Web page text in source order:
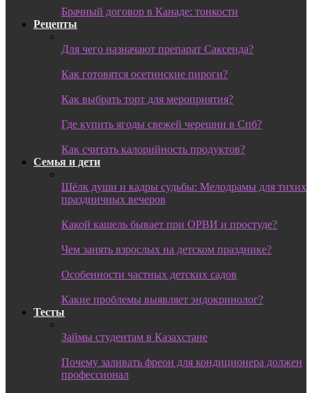
Брачный договор в Канаде: тонкости
Рецепты
Для чего назначают препарат Саксенда?
Как готовятся осетинские пироги?
Как выбрать торт для мероприятия?
Где купить ягоды свежей черешни в Спб?
Как считать калорийность продуктов?
Семья и дети
Шёлк души и кадры судьбы: Мелодрамы для тихих
праздничных вечеров
Какой кашель бывает при ОРВИ и простуде?
Чем занять взрослых на детском празднике?
Особенности частных детских садов
Какие проблемы выявляет эндокринолог?
Тесты
Займы студентам в Казахстане
Почему заливать фреон для кондиционера должен
профессионал